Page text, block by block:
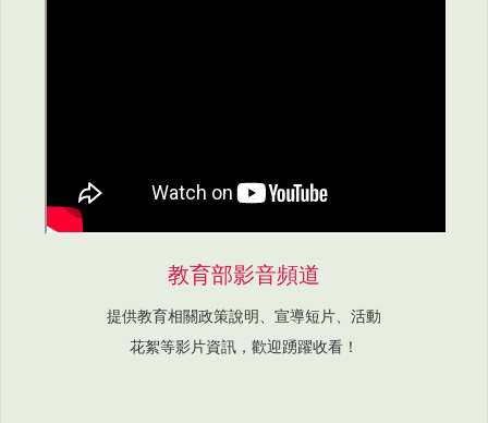
教育部影音頻道
提供教育相關政策說明、宣導短片、活動
花絮等影片資訊，歡迎踴躍收看！